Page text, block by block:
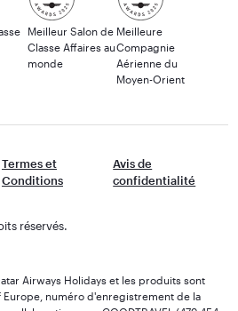
Meilleur Salon de
Classe Affaires au
monde
Meilleure
Compagnie
Aérienne du
Moyen-Orient
Termes et
Conditions
Avis de
confidentialité
réservés.
Airways Holidays et les produits sont
Europe, numéro d'enregistrement de la